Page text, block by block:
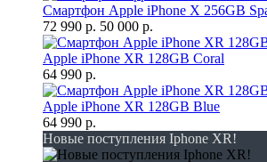
Смартфон Apple iPhone X 256GB
72 990 р. 50 000 р.
Apple iPhone XR 128GB Coral
64 990 р.
Apple iPhone XR 128GB Blue
64 990 р.
Новые поступления Iphone XR!